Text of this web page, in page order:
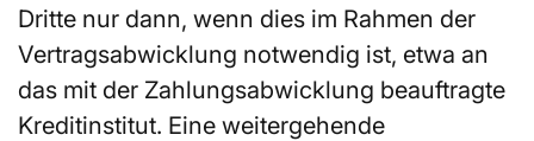
Dritte nur dann, wenn dies im Rahmen der
Vertragsabwicklung notwendig ist, etwa an
das mit der Zahlungsabwicklung beauftragte
Kreditinstitut. Eine weitergehende